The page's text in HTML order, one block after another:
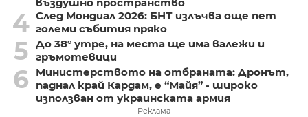
въздушно пространство
4 След Мондиал 2026: БНТ излъчва още пет
големи събития пряко
5 До 38° утре, на места ще има валежи и
гръмотевици
6
Министерството на отбраната: Дронът,
паднал край Кардам, е “Майя” - широко
използван от украинската армия
Реклама